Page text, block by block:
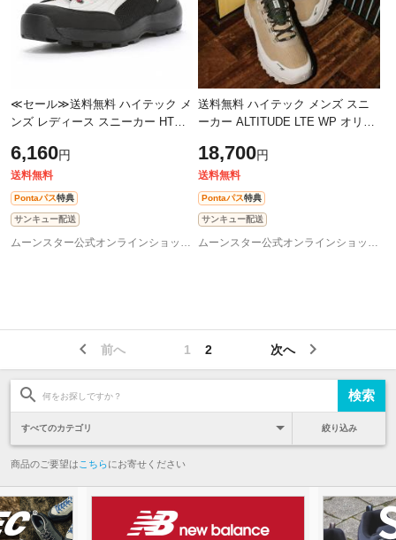
≪セール≫送料無料 ハイテック メ
ンズ レディース スニーカー HT
ー/ローズ 外遊びを楽しむためのア
ウト
6,160円
送料無料
Pontaパス特典
サンキュー配送
ムーンスター公式オンラインショップ au PAY マーケット店
送料無料 ハイテック メンズ スニ
ーカー ALTITUDE LTE WP オリー
防汚撥水 ミシュラン オーソライト
軽
18,700円
送料無料
Pontaパス特典
サンキュー配送
ムーンスター公式オンラインショップ au PAY マーケット店
前へ 次へ
1 2
絞り込み
商品のご要望は こちらにお寄せください